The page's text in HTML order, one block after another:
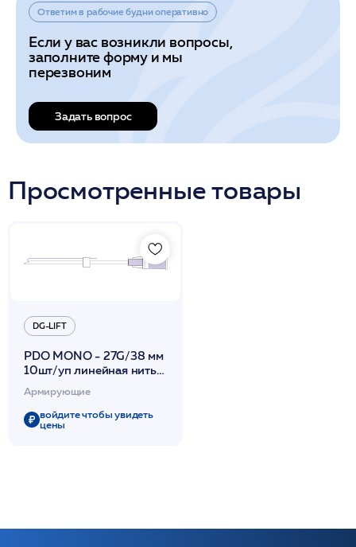
Ответим в рабочие будни оперативно
Если у вас возникли вопросы,
заполните форму и мы
перезвоним
Задать вопрос
Просмотренные товары
DG-LIFT
PDO MONO - 27G/38 мм
10шт/уп линейная нить
из полидиоксанона /DG-
lift
Армирующие
войдите чтобы увидеть
цены